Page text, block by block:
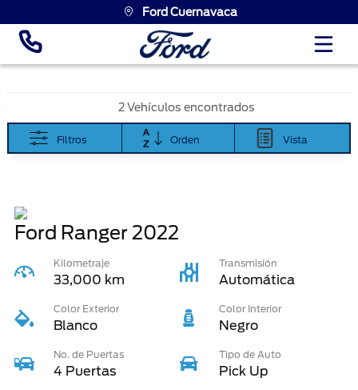
Ford Cuernavaca
2 Vehículos encontrados
Filtros Orden Vista
Ford Ranger2022
Kilometraje
33,000 km
Transmisión
Automática
Color Exterior
Blanco
Color Interior
Negro
No. de Puertas
4 Puertas
Tipo de Auto
Pick Up